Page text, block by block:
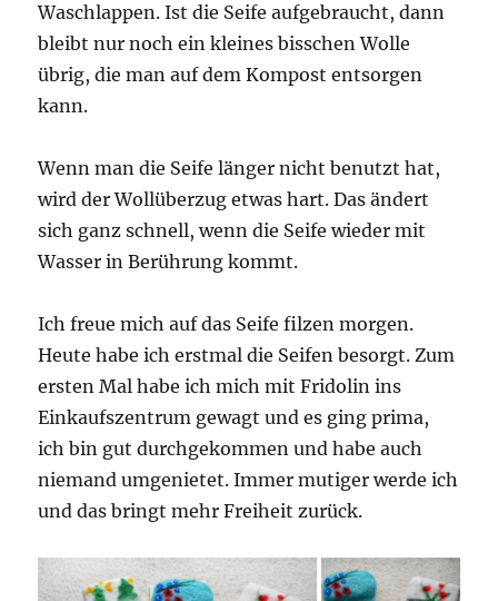
Waschlappen. Ist die Seife aufgebraucht, dann
bleibt nur noch ein kleines bisschen Wolle
übrig, die man auf dem Kompost entsorgen
kann.
Wenn man die Seife länger nicht benutzt hat,
wird der Wollüberzug etwas hart. Das ändert
sich ganz schnell, wenn die Seife wieder mit
Wasser in Berührung kommt.
Ich freue mich auf das Seife filzen morgen.
Heute habe ich erstmal die Seifen besorgt. Zum
ersten Mal habe ich mich mit Fridolin ins
Einkaufszentrum gewagt und es ging prima,
ich bin gut durchgekommen und habe auch
niemand umgenietet. Immer mutiger werde ich
und das bringt mehr Freiheit zurück.